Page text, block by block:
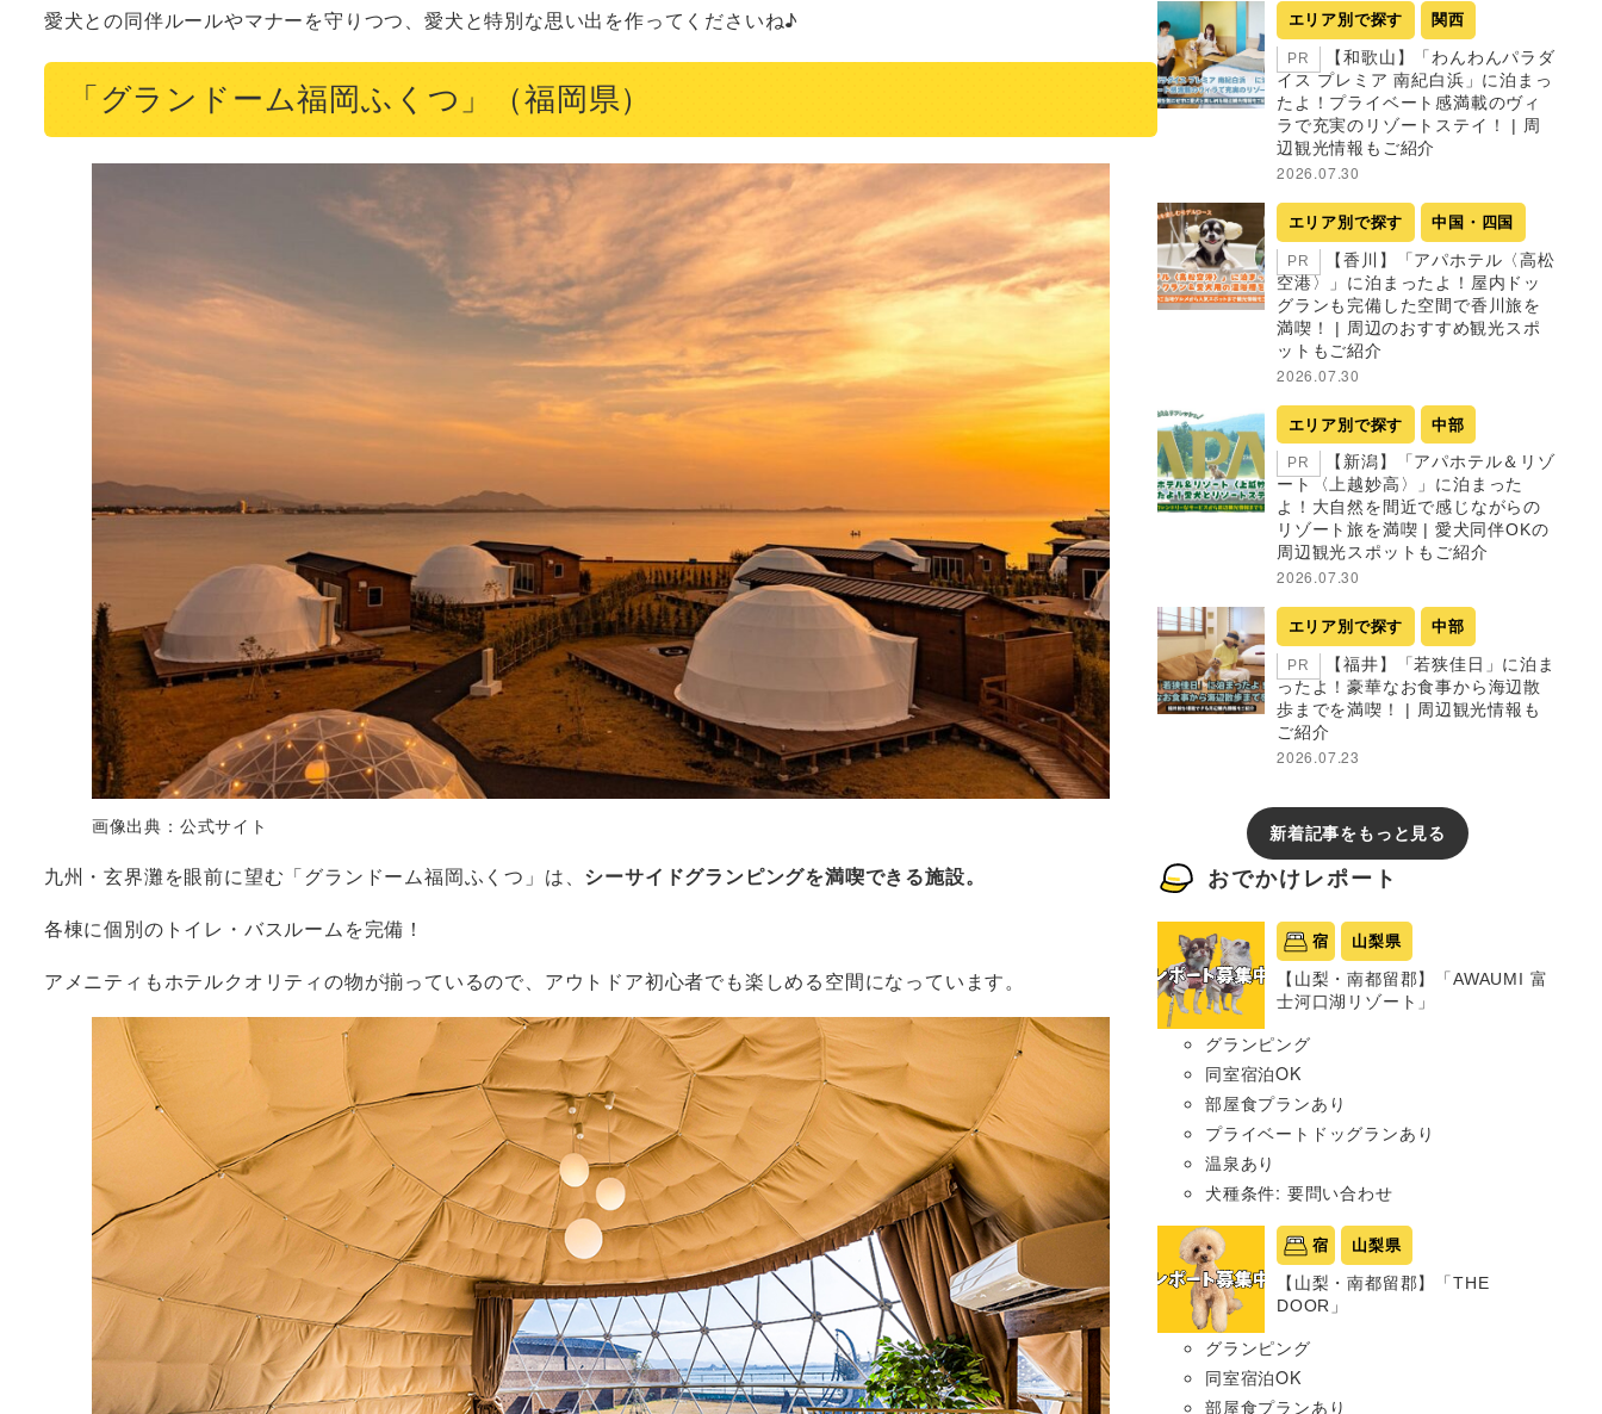
まとめ
愛犬との同伴ルールやマナーを守りつつ、愛犬と特別な思い出を作ってくださいね♪
「グランドーム福岡ふくつ」（福岡県）
画像出典：公式サイト
九州・玄界灘を眼前に望む「グランドーム福岡ふくつ」は、 シーサイドグランピングを満喫できる施設。
各棟に個別のトイレ・バスルームを完備！
アメニティもホテルクオリティの物が揃っているので、アウトドア初心者でも楽しめる空間になっています。
エリア別で探す 関西
PR
【和歌山】「わんわんパラダ
イス プレミア 南紀白浜」に泊まっ
たよ！プライベート感満載のヴィ
ラで充実のリゾートステイ！ | 周
辺観光情報もご紹介
2026.07.30
エリア別で探す 中国・四国
PR
【香川】「アパホテル〈高松
空港〉」に泊まったよ！屋内ドッ
グランも完備した空間で香川旅を
満喫！ | 周辺のおすすめ観光スポ
ットもご紹介
2026.07.30
エリア別で探す 中部
PR
【新潟】「アパホテル＆リゾ
ート〈上越妙高〉」に泊まった
よ！大自然を間近で感じながらの
リゾート旅を満喫 | 愛犬同伴OKの
周辺観光スポットもご紹介
2026.07.30
エリア別で探す 中部
PR
【福井】「若狭佳日」に泊ま
ったよ！豪華なお食事から海辺散
歩までを満喫！ | 周辺観光情報も
ご紹介
2026.07.23
新着記事をもっと見る
おでかけレポート
宿 山梨県
【山梨・南都留郡】「AWAUMI 富
士河口湖リゾート」
グランピング
同室宿泊OK
部屋食プランあり
プライベートドッグランあり
温泉あり
犬種条件: 要問い合わせ
宿 山梨県
【山梨・南都留郡】「THE
DOOR」
グランピング
同室宿泊OK
部屋食プランあり